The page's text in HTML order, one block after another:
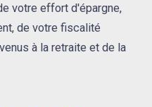
votre effort d'épargne,
de votre fiscalité
à la retraite et de la